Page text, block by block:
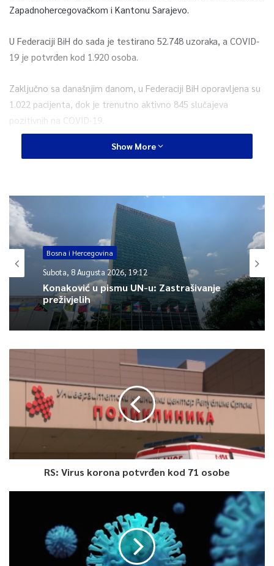
Zapadnohercegovačkom i Kantonu Sarajevo.
U Federaciji BiH do sada je testirano 52.748 uzoraka, a COVID-
19 je potvrđen kod 1.920 osoba.
Zaključno sa današnjim danom, u Federaciji BiH oporavljena su
1.022 pacijenta, dok je trenutno aktivno 845 slučajeva
pozitivnih na COVID-19.
Od 53 potvrđena smrtna ishoda u Federaciji BiH, 34 osobe su
posto) je imalo preko 65 godina.
0
Article Rating
Show More
Bosna i Hercegovina
Subota, 8 Augusta 2026, 19:12
Konaković u pismu UN-u: Zastrašivanje
preživjelih
RS: Virus korona potvrđen kod 71 osobe